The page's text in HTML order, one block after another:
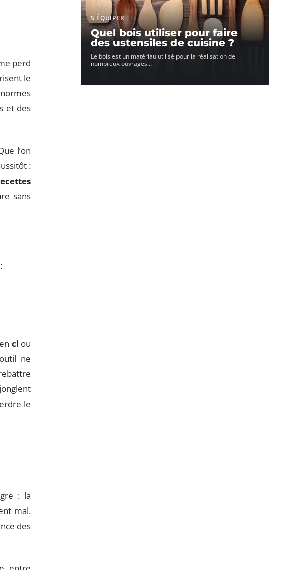
perd
le
et des
l’on
:
sans
cl ou
ne
le
: la
mal.
des
S'ÉQUIPER
Quel bois utiliser pour faire
des ustensiles de cuisine ?
Le bois est un matériau utilisé pour la réalisation de
nombreux ouvrages…